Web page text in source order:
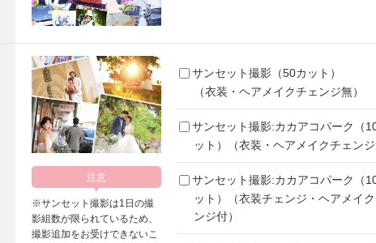
※サンセット撮影は1日の撮
影組数が限られているため、
撮影追加をお受けできないこ
サンセット撮影（50カット）
（衣装・ヘアメイクチェンジ無）
サンセット撮影:カカアコパーク（
ット）（衣装・ヘアメイクチェンジ
サンセット撮影:カカアコパーク（
ット）（衣装チェンジ・ヘアメイク
ンジ付）